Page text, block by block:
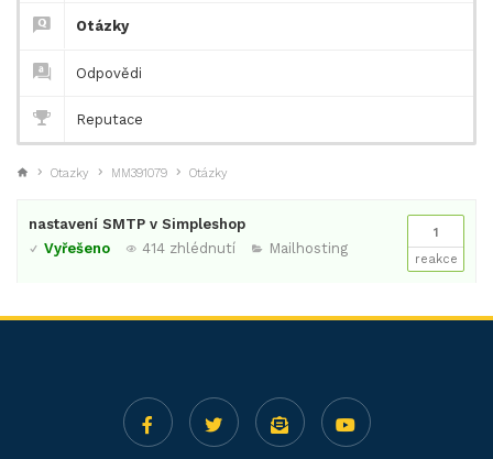
Otázky
Odpovědi
Reputace
Otazky MM391079 Otázky
1
reakce
nastavení SMTP v Simpleshop
Vyřešeno
414 zhlédnutí Mailhosting